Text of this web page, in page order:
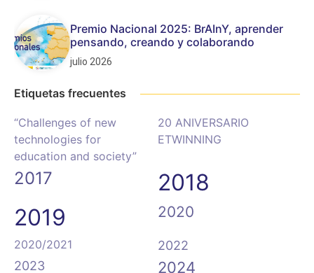
Premio Nacional 2025: BrAInY, aprender
pensando, creando y colaborando
julio 2026
Etiquetas frecuentes
“Challenges of new
technologies for
education and society”
20 ANIVERSARIO
ETWINNING
2017
2018
2019
2020
2020/2021
2022
2023
2024